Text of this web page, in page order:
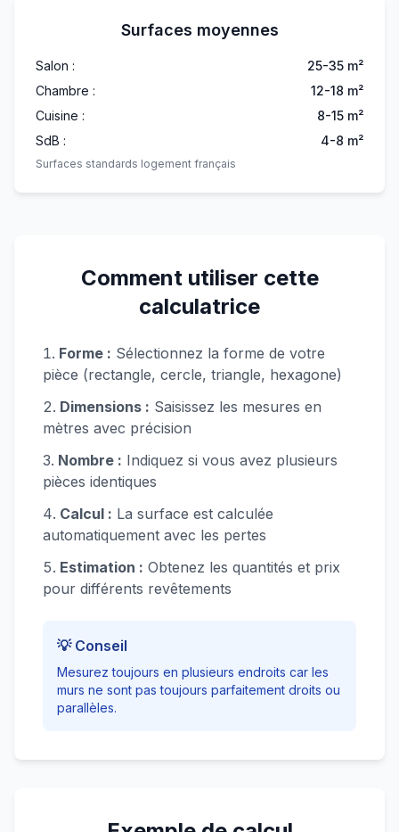
Surfaces moyennes
Salon :
25-35 m²
Chambre :
12-18 m²
Cuisine :
8-15 m²
SdB :
4-8 m²
Surfaces standards logement français
Comment utiliser cette
calculatrice
Forme : Sélectionnez la forme de votre
pièce (rectangle, cercle, triangle, hexagone)
Dimensions : Saisissez les mesures en
mètres avec précision
Nombre : Indiquez si vous avez plusieurs
pièces identiques
Calcul : La surface est calculée
automatiquement avec les pertes
Estimation : Obtenez les quantités et prix
pour différents revêtements
💡 Conseil
Mesurez toujours en plusieurs endroits car les
murs ne sont pas toujours parfaitement droits ou
parallèles.